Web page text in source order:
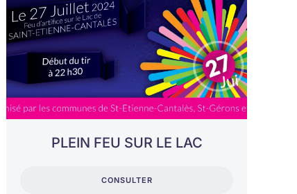
PLEIN FEU SUR LE LAC
CONSULTER